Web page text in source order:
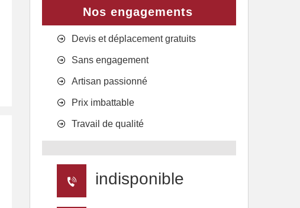
Nos engagements
Devis et déplacement gratuits
Sans engagement
Artisan passionné
Prix imbattable
Travail de qualité
indisponible